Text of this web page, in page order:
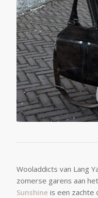
Wooladdicts van Lang
zomerse garens aan
Sunshine is een zachte